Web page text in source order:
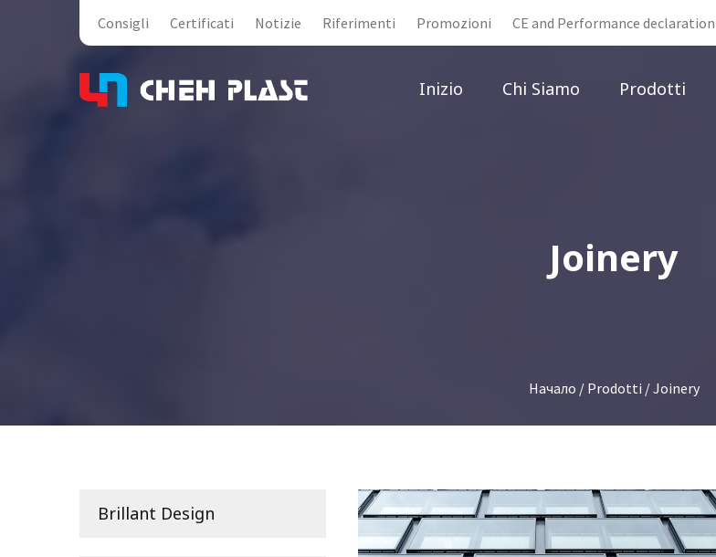
Consigli Certificati Notizie Riferimenti Promozioni CE and Performance declaration
Inizio Chi Siamo Prodotti
Joinery
Начало / Prodotti / Joinery
Brillant Design